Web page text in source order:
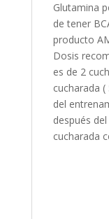
Glutamina
de tener
producto
Dosis
es de 2
cucharada
del
después
cucharada